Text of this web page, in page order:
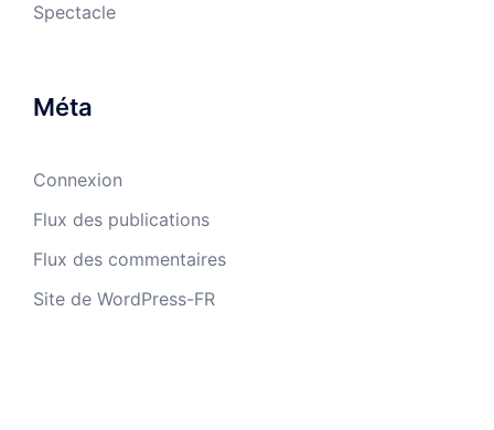
Spectacle
Méta
Connexion
Flux des publications
Flux des commentaires
Site de WordPress-FR